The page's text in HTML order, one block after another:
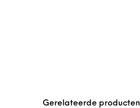
Gerelateerde producten